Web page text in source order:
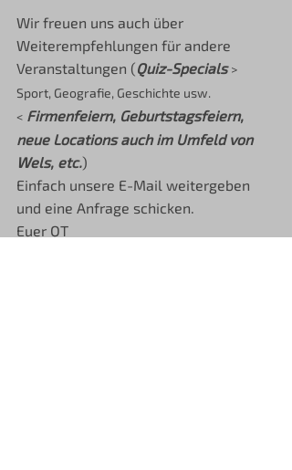
Wir freuen uns auch über
Weiterempfehlungen für andere
Veranstaltungen (Quiz-Specials >
Sport, Geografie, Geschichte usw.
< Firmenfeiern, Geburtstagsfeiern,
neue Locations auch im Umfeld von
Wels, etc.)
Einfach unsere E-Mail weitergeben
und eine Anfrage schicken.
Euer QT